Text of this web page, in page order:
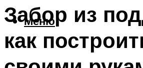
Меню
Забор из
как